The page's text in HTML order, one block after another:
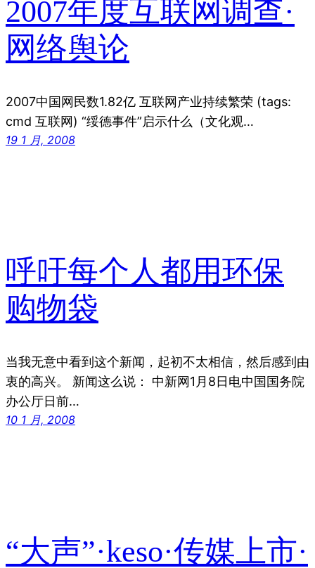
2007年度互联网调查·
网络舆论
2007中国网民数1.82亿 互联网产业持续繁荣 (tags:
cmd 互联网) “绥德事件”启示什么（文化观…
19 1 月, 2008
呼吁每个人都用环保
购物袋
当我无意中看到这个新闻，起初不太相信，然后感到由
衷的高兴。 新闻这么说： 中新网1月8日电中国国务院
办公厅日前…
10 1 月, 2008
“大声”·keso·传媒上市·